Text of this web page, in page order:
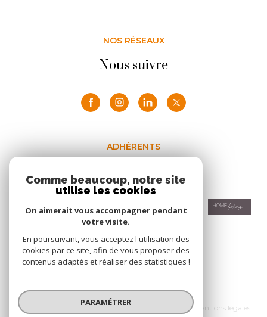
NOS RÉSEAUX
Nous suivre
ADHÉRENTS
Nous adhérons
© 2026 | Tous droits réservés
Nos honoraires
Nos partenaires
Mentions légales
Comme beaucoup, notre site
utilise les cookies
On aimerait vous accompagner pendant
votre visite.
En poursuivant, vous acceptez l'utilisation des
cookies par ce site, afin de vous proposer des
contenus adaptés et réaliser des statistiques !
PARAMÉTRER